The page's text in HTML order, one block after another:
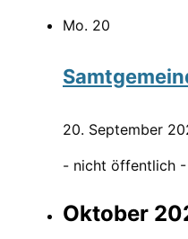
Mo. 20
20. September
- nicht öffentlich -
Oktober